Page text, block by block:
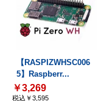
【RASPIZWHSC006
5】Raspberr...
￥3,269
税込￥3,595